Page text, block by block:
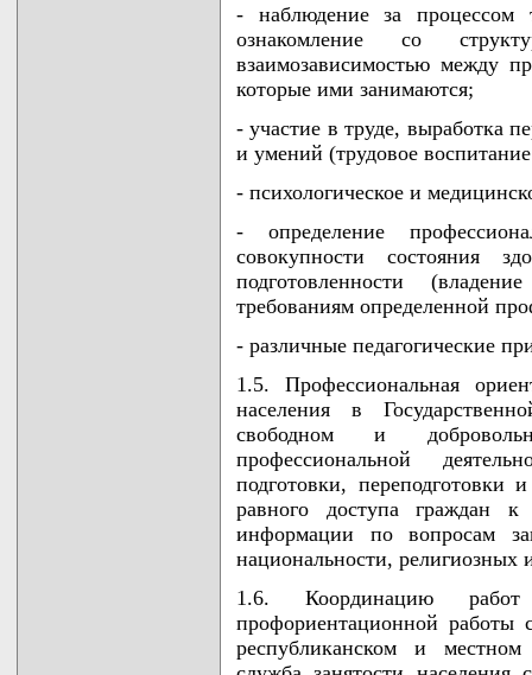
- наблюдение за процессом
ознакомление со
взаимозависимостью между
которые ими занимаются;
- участие в труде, выработка
и умений (трудовое
- психологическое и
- определение
совокупности состояния
подготовленности
требованиям определенной
- различные педагогические
1.5. Профессиональная
населения в
свободном и
профессиональной
подготовки,
равного доступа граждан
информации по вопросам
национальности, религиозных
1.6. Координацию
профориентационной работы
республиканском и местном